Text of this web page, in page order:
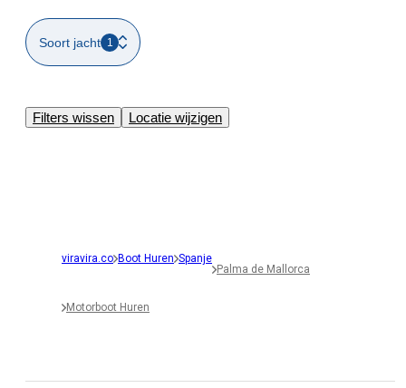
Soort jacht 1
Filters wissen Locatie wijzigen
viravira.co Boot Huren Spanje
Palma de Mallorca
Motorboot Huren